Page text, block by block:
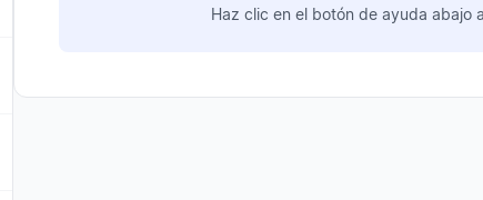
Haz clic en el botón de ayuda abajo